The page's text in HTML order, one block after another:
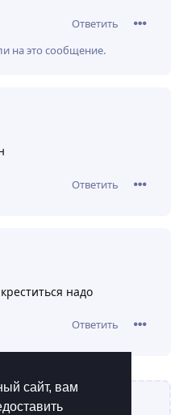
сайт, вам
Ответить
на это сообщение.
Ответить
надо
Ответить